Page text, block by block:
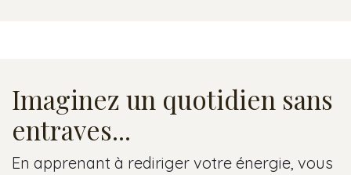
Imaginez un quotidien sans
entraves...
En apprenant à rediriger votre énergie, vous